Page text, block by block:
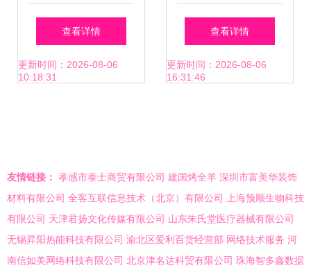
器仪表销售中的分
类与应用策略
查看详情
更新时间：2026-08-06
10:18:31
小时内唤醒科学复
工的21条冷通道
查看详情
更新时间：2026-08-06
16:31:46
友情链接： 孝感市泰士商贸有限公司 建国烤全羊 深圳市富美华装饰
材料有限公司 全客互联信息技术（北京）有限公司
上海预顺生物科技
有限公司 天津君扬文化传媒有限公司 山东朱氏堂医疗器械有限公司
无锡昇阳热能科技有限公司 渝北区爱利百货经营部 网络技术服务 河
南信如美网络科技有限公司 北京津名达科贸有限公司 珠海智多鑫数据